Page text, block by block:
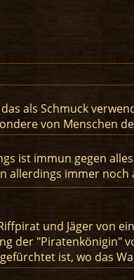
als Schmuck
von Menschen
ist immun gegen
allerdings immer noch
und Jäger von
der "Piratenkönigin"
ist, wo das